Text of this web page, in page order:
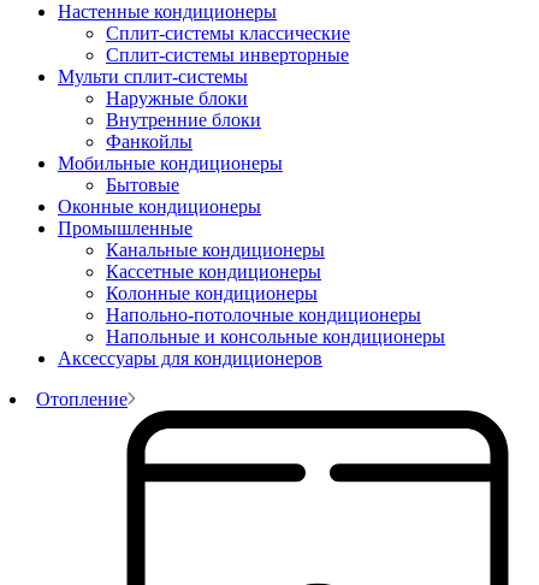
Настенные кондиционеры
Сплит-системы классические
Сплит-системы инверторные
Мульти сплит-системы
Наружные блоки
Внутренние блоки
Фанкойлы
Мобильные кондиционеры
Бытовые
Оконные кондиционеры
Промышленные
Канальные кондиционеры
Кассетные кондиционеры
Колонные кондиционеры
Напольно-потолочные кондиционеры
Напольные и консольные кондиционеры
Аксессуары для кондиционеров
Отопление